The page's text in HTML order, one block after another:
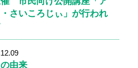
さいころじぃ」が行われ
由来